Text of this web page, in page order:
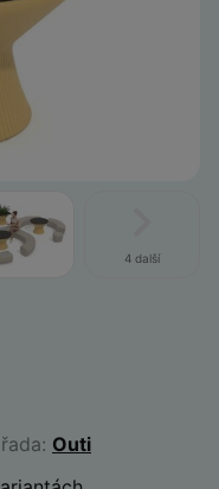
4 další
Outi